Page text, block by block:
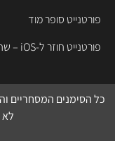
פורטנייט סופר מוד
פורטנייט חוזר ל-iOS – שחקו עכשיו
כל הסימנים המסחריים
לא